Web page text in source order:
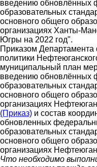
введению обновлённых
образовательных
основного общего
организациях Ханты-
Югры на 2022 год".
Приказом
политики
муниципальный план
введению обновлённых
образовательных
основного общего
организациях
(Приказ) и состав
обновленных
образовательных
основного общего
организациях
Что необходимо